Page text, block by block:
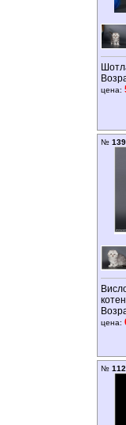
цена:
№ 139
цена:
№ 112